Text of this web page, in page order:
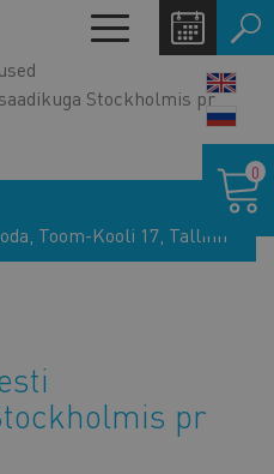
Toggle
navigation
Stockholmis pr
Toom-Kooli 17, Tallinn
pr
0